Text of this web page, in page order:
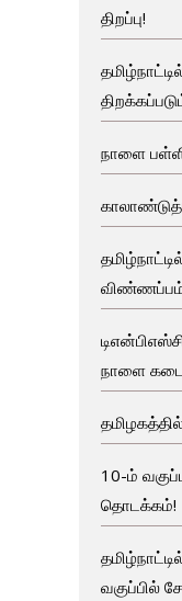
திறப்பு!
நாளை
நாளை
10-ம்
தொடக்கம்!
வகுப்பில்